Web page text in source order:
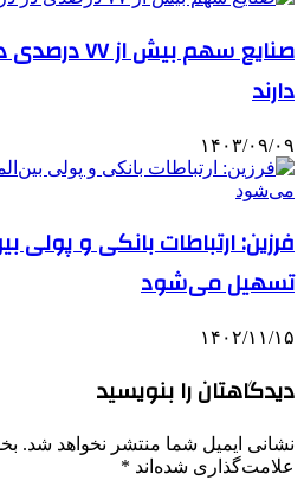
صنایع سهم بیش
دارند
۱۴۰۳/۰۹/۰۹
فرزین: ارتباطات بانکی و پولی
تسهیل می‌شود
۱۴۰۲/۱۱/۱۵
دیدگاهتان را بنویسید
نشانی ایمیل شما منتشر نخواهد شد.
علامت‌گذاری شده‌اند *